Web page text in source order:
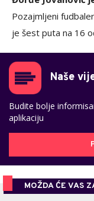
Pozajmljeni
je šest puta na 16
Naše
Budite bolje
aplikaciju
MOŽDA ĆE VAS